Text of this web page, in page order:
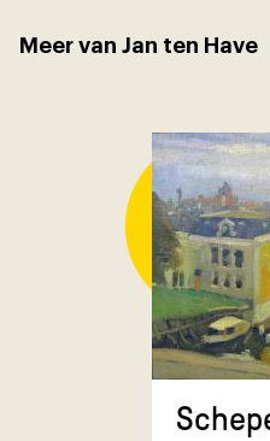
Meer van Jan ten Have